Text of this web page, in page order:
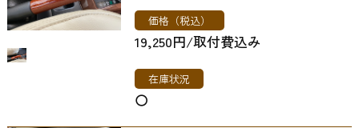
価格（税込）
19,250円/取付費込み
在庫状況
〇